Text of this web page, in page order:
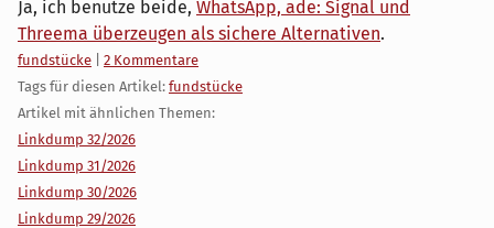
Ja, ich benutze beide, WhatsApp, ade: Signal und
Threema überzeugen als sichere Alternativen.
Kategorien:
fundstücke
2 Kommentare
Tags für diesen Artikel: fundstücke
Artikel mit ähnlichen Themen:
Linkdump 32/2026
Linkdump 31/2026
Linkdump 30/2026
Linkdump 29/2026